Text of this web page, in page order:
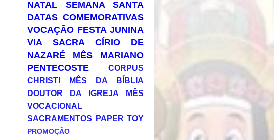
NATAL
SEMANA SANTA
DATAS COMEMORATIVAS
VOCAÇÃO FESTA JUNINA
VIA SACRA
CÍRIO DE
NAZARÉ
MÊS MARIANO
PENTECOSTE
CORPUS
CHRISTI
MÊS DA BÍBLIA
DOUTOR DA IGREJA
MÊS
VOCACIONAL
SACRAMENTOS PAPER TOY
PROMOÇÃO